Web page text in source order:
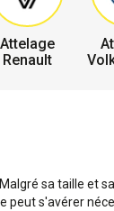
Attelage
Renault
sa taille et
peut s'avérer